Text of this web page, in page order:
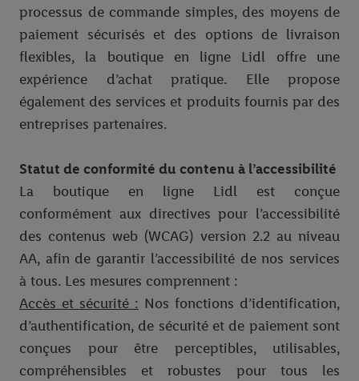
processus de commande simples, des moyens de
paiement sécurisés et des options de livraison
flexibles, la boutique en ligne Lidl offre une
expérience d’achat pratique. Elle propose
également des services et produits fournis par des
entreprises partenaires.
Statut de conformité du contenu à l’accessibilité
La boutique en ligne Lidl est conçue
conformément aux directives pour l’accessibilité
des contenus web (WCAG) version 2.2 au niveau
AA, afin de garantir l’accessibilité de nos services
à tous. Les mesures comprennent :
Accès et sécurité : Nos fonctions d’identification,
d’authentification, de sécurité et de paiement sont
conçues pour être perceptibles, utilisables,
compréhensibles et robustes pour tous les